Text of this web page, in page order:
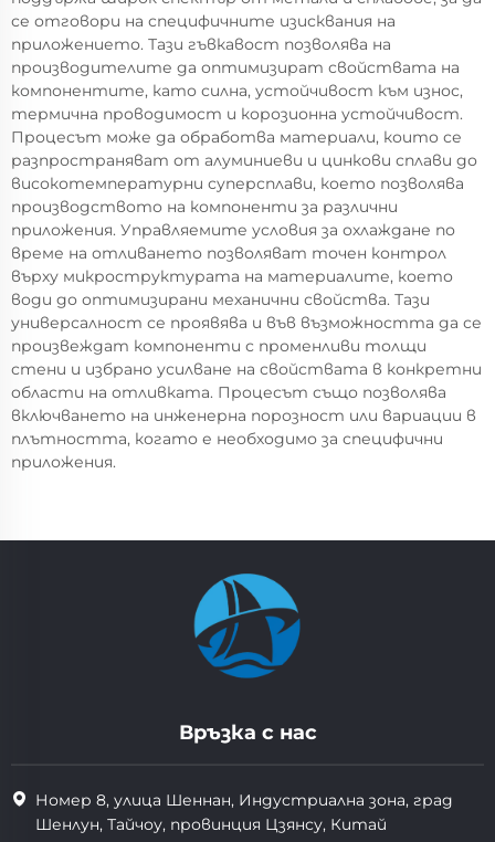
се отговори на специфичните изисквания на
приложението. Тази гъвкавост позволява на
производителите да оптимизират свойствата на
компонентите, като силна, устойчивост към износ,
термична проводимост и корозионна устойчивост.
Процесът може да обработва материали, които се
разпространяват от алуминиеви и цинкови сплави до
високотемпературни суперсплави, което позволява
производството на компоненти за различни
приложения. Управляемите условия за охлаждане по
време на отливането позволяват точен контрол
върху микроструктурата на материалите, което
води до оптимизирани механични свойства. Тази
универсалност се проявява и във възможността да се
произвеждат компоненти с променливи толщи
стени и избрано усилване на свойствата в конкретни
области на отливката. Процесът също позволява
включването на инженерна порозност или вариации в
плътността, когато е необходимо за специфични
приложения.
Връзка с нас
Номер 8, улица Шеннан, Индустриална зона, град
Шенлун, Тайчоу, провинция Цзянсу, Китай